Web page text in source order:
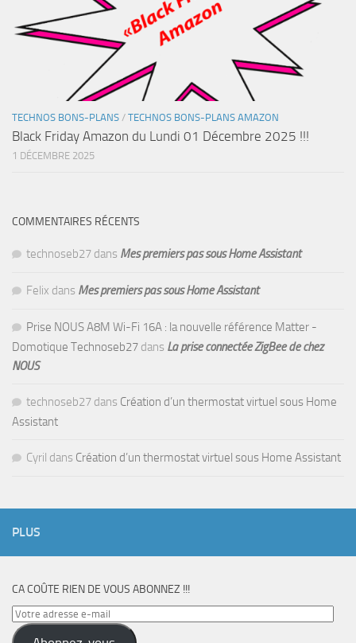
TECHNOS BONS-PLANS / TECHNOS BONS-PLANS AMAZON
Black Friday Amazon du Lundi 01 Décembre 2025 !!!
1 DÉCEMBRE 2025
COMMENTAIRES RÉCENTS
technoseb27 dans Mes premiers pas sous Home Assistant
Felix dans Mes premiers pas sous Home Assistant
Prise NOUS A8M Wi-Fi 16A : la nouvelle référence Matter -
Domotique Technoseb27 dans La prise connectée ZigBee de chez
NOUS
technoseb27 dans Création d’un thermostat virtuel sous Home
Assistant
Cyril dans Création d’un thermostat virtuel sous Home Assistant
PLUS
CA COÛTE RIEN DE VOUS ABONNEZ !!!
Votre
adresse